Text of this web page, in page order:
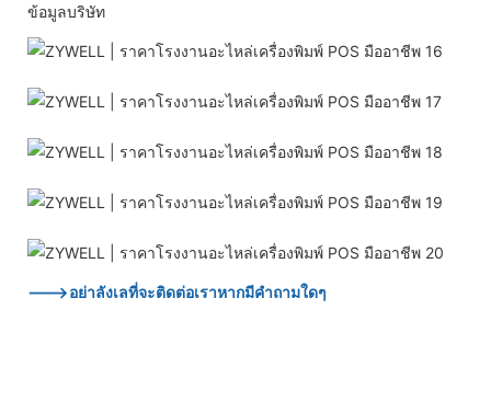
ข้อมูลบริษัท
--->อย่าลังเลที่จะติดต่อเราหากมีคำถามใดๆ